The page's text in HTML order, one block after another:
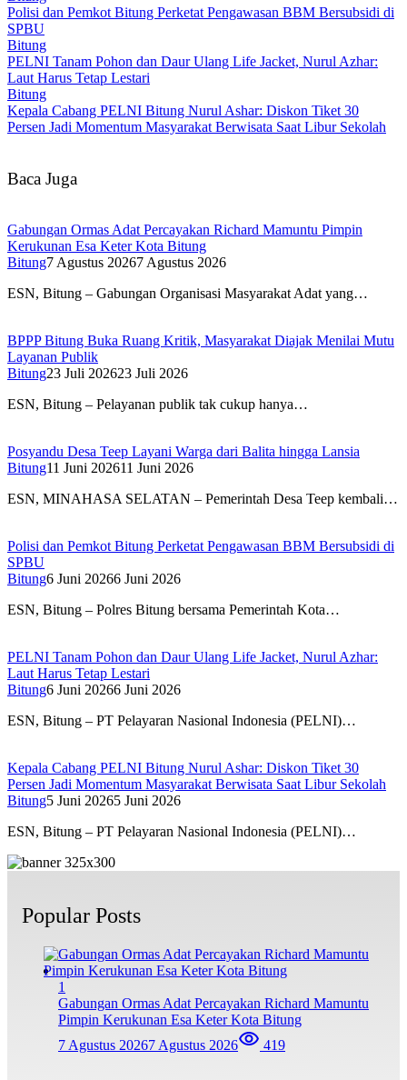
Polisi dan Pemkot Bitung Perketat Pengawasan BBM Bersubsidi di
SPBU
Bitung
PELNI Tanam Pohon dan Daur Ulang Life Jacket, Nurul Azhar:
Laut Harus Tetap Lestari
Bitung
Kepala Cabang PELNI Bitung Nurul Ashar: Diskon Tiket 30
Persen Jadi Momentum Masyarakat Berwisata Saat Libur Sekolah
Baca Juga
Gabungan Ormas Adat Percayakan Richard Mamuntu Pimpin
Kerukunan Esa Keter Kota Bitung
Bitung7 Agustus 20267 Agustus 2026
ESN, Bitung – Gabungan Organisasi Masyarakat Adat yang…
BPPP Bitung Buka Ruang Kritik, Masyarakat Diajak Menilai Mutu
Layanan Publik
Bitung23 Juli 202623 Juli 2026
ESN, Bitung – Pelayanan publik tak cukup hanya…
Posyandu Desa Teep Layani Warga dari Balita hingga Lansia
Bitung11 Juni 202611 Juni 2026
ESN, MINAHASA SELATAN – Pemerintah Desa Teep kembali…
Polisi dan Pemkot Bitung Perketat Pengawasan BBM Bersubsidi di
SPBU
Bitung6 Juni 20266 Juni 2026
ESN, Bitung – Polres Bitung bersama Pemerintah Kota…
PELNI Tanam Pohon dan Daur Ulang Life Jacket, Nurul Azhar:
Laut Harus Tetap Lestari
Bitung6 Juni 20266 Juni 2026
ESN, Bitung – PT Pelayaran Nasional Indonesia (PELNI)…
Kepala Cabang PELNI Bitung Nurul Ashar: Diskon Tiket 30
Persen Jadi Momentum Masyarakat Berwisata Saat Libur Sekolah
Bitung5 Juni 20265 Juni 2026
ESN, Bitung – PT Pelayaran Nasional Indonesia (PELNI)…
Popular Posts
1
Gabungan Ormas Adat Percayakan Richard Mamuntu
Pimpin Kerukunan Esa Keter Kota Bitung
7 Agustus 20267 Agustus 2026 419